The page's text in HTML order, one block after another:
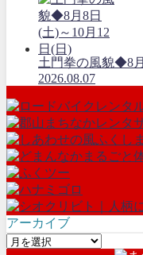
土門拳の風貌◆8
2026.08.07
アーカイブ
ア